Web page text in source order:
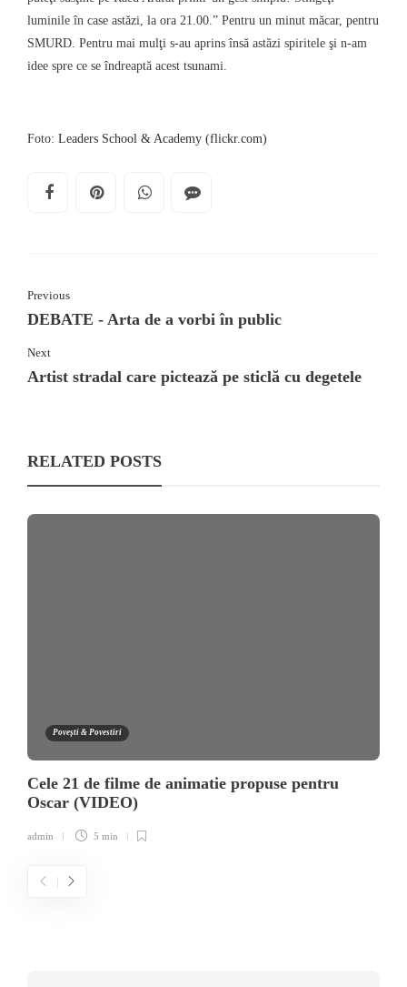
luminile în case astăzi, la ora 21.00.” Pentru un minut măcar, pentru
SMURD. Pentru mai mulţi s-au aprins însă astăzi spiritele şi n-am
idee spre ce se îndreaptă acest tsunami.
Foto: Leaders School & Academy (flickr.com)
Previous
DEBATE - Arta de a vorbi în public
Next
Artist stradal care pictează pe sticlă cu degetele
RELATED POSTS
Poveşti & Povestiri
Cele 21 de filme de animatie propuse pentru
Oscar (VIDEO)
admin 5 min